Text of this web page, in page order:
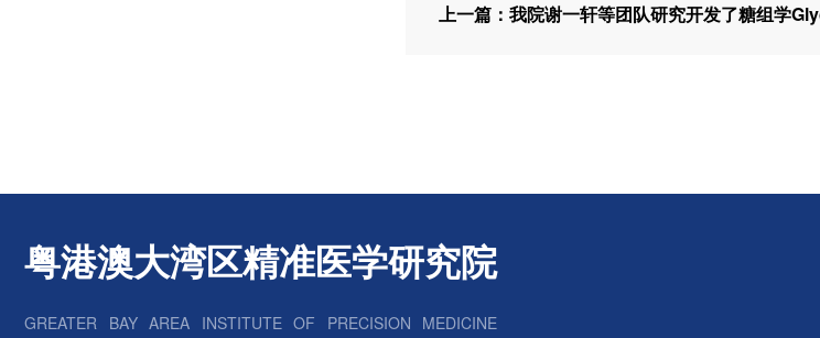
粤港澳大湾区精准医学研究院
GREATER BAY AREA INSTITUTE OF PRECISION MEDICINE